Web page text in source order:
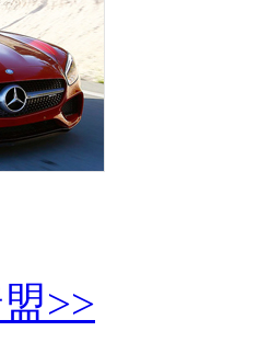
>>